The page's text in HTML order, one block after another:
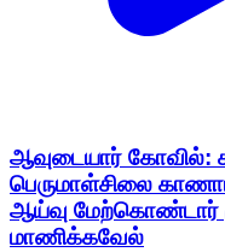
ஆவுடையார் கோவில்:
பெருமாள்சிலை
ஆய்வு
மாணிக்கவேல்